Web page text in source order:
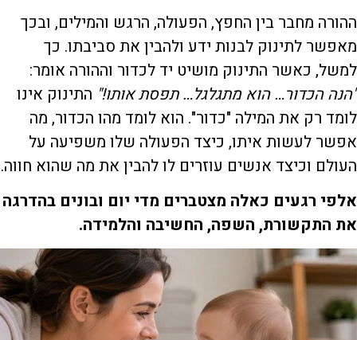
ההורה מחבר בין החפץ, הפעולה, הרגש והמילים, ובכך
מאפשר לתינוק לבנות ידע ולהבין את סביבתו. כך
למשל, כאשר התינוק מושיט יד לכדור וההורה אומר:
"הנה הכדור… הוא מתגלגל… תפסת אותו!" התינוק אינו
לומד רק את המילה "כדור". הוא לומד מהו הכדור, מה
אפשר לעשות איתו, כיצד הפעולה שלו משפיעה על
העולם וכיצד אנשים עוזרים לו להבין את מה שהוא חווה.
אלפי רגעים כאלה מצטברים מדי יום ובונים בהדרגה
את התקשורת, השפה, החשיבה והלמידה.